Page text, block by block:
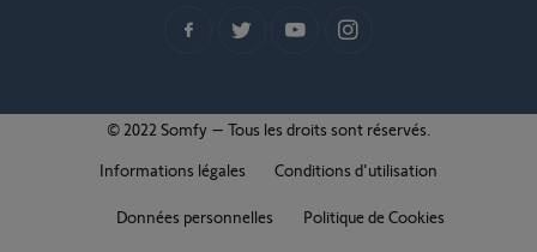
© 2022 Somfy – Tous les droits sont réservés.
Informations légales
Conditions d'utilisation
Données personnelles Politique de Cookies